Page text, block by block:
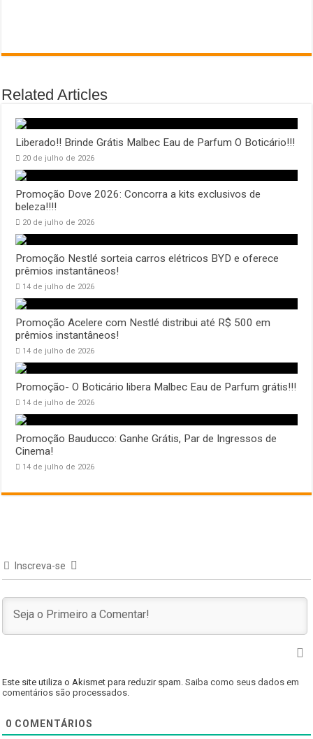
Related Articles
Liberado!! Brinde Grátis Malbec Eau de Parfum O Boticário!!!
20 de julho de 2026
Promoção Dove 2026: Concorra a kits exclusivos de
beleza!!!!
20 de julho de 2026
Promoção Nestlé sorteia carros elétricos BYD e oferece
prêmios instantâneos!
14 de julho de 2026
Promoção Acelere com Nestlé distribui até R$ 500 em
prêmios instantâneos!
14 de julho de 2026
Promoção- O Boticário libera Malbec Eau de Parfum grátis!!!
14 de julho de 2026
Promoção Bauducco: Ganhe Grátis, Par de Ingressos de
Cinema!
14 de julho de 2026
Inscreva-se
Este site utiliza o Akismet para reduzir spam.Saiba como seus dados em
comentários são processados
0 COMENTÁRIOS